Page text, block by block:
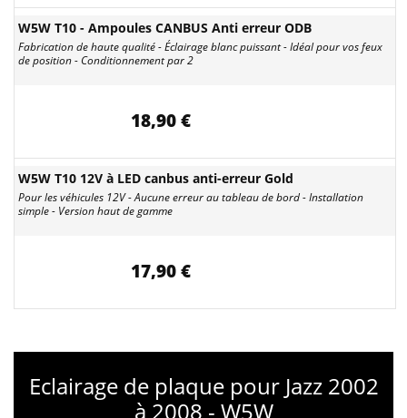
W5W T10 - Ampoules CANBUS Anti erreur ODB
Fabrication de haute qualité - Éclairage blanc puissant - Idéal pour vos feux
de position - Conditionnement par 2
18,90 €
W5W T10 12V à LED canbus anti-erreur Gold
Pour les véhicules 12V - Aucune erreur au tableau de bord - Installation
simple - Version haut de gamme
17,90 €
Eclairage de plaque pour Jazz 2002
à 2008 - W5W